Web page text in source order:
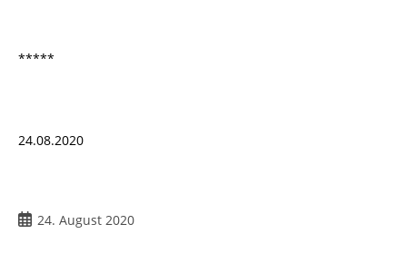
*****
24.08.2020
24. August 2020